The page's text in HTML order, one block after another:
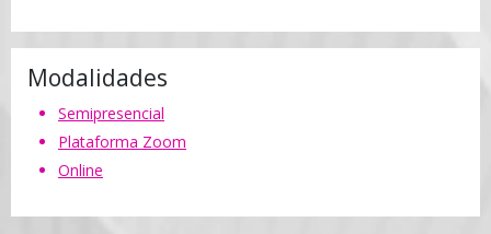
Modalidades
Semipresencial
Plataforma Zoom
Online